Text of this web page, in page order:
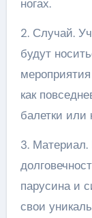
ногах.
2. Случай.
будут
мероприятия
как
балетки или
3.
парусина и
свои